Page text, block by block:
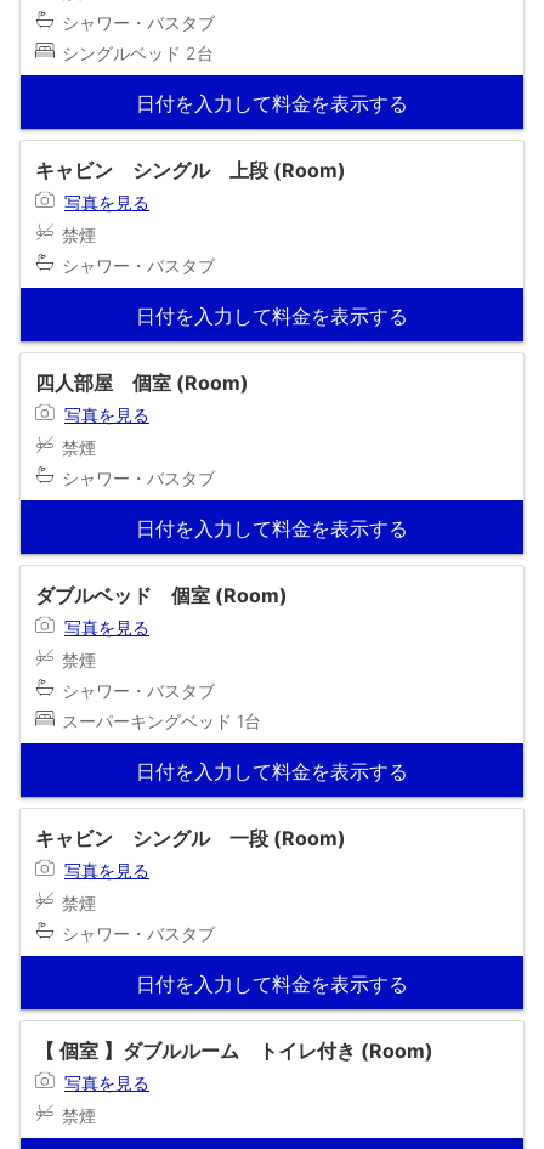
シャワー・バスタブ
シングルベッド 2台
日付を入力して料金を表示する
キャビン シングル 上段 (Room)
写真を見る
禁煙
シャワー・バスタブ
日付を入力して料金を表示する
四人部屋 個室 (Room)
写真を見る
禁煙
シャワー・バスタブ
日付を入力して料金を表示する
ダブルベッド 個室 (Room)
写真を見る
禁煙
シャワー・バスタブ
スーパーキングベッド 1台
日付を入力して料金を表示する
キャビン シングル 一段 (Room)
写真を見る
禁煙
シャワー・バスタブ
日付を入力して料金を表示する
【 個室 】ダブルルーム トイレ付き (Room)
写真を見る
禁煙